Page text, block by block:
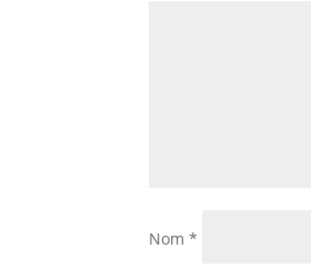
Nom*